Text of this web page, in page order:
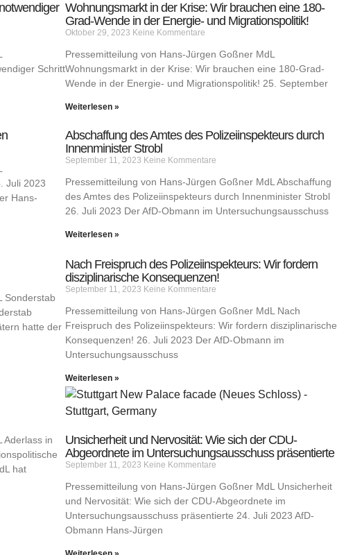
Schritt
Wohnungsmarkt in der Krise: Wir brauchen eine 180-
Grad-Wende in der Energie- und Migrationspolitik!
Oktober 29, 2023 Keine Kommentare
Pressemitteilung von Hans-Jürgen Goßner MdL
Wohnungsmarkt in der Krise: Wir brauchen eine 180-Grad-
Wende in der Energie- und Migrationspolitik! 25. September
Weiterlesen »
Juli 2023
Hans-
Abschaffung des Amtes des Polizeiinspekteurs durch
Innenminister Strobl
September 11, 2023 Keine Kommentare
Pressemitteilung von Hans-Jürgen Goßner MdL Abschaffung
des Amtes des Polizeiinspekteurs durch Innenminister Strobl
26. Juli 2023 Der AfD-Obmann im Untersuchungsausschuss
Weiterlesen »
Sonderstab
hatte der
Nach Freispruch des Polizeiinspekteurs: Wir fordern
disziplinarische Konsequenzen!
September 11, 2023 Keine Kommentare
Pressemitteilung von Hans-Jürgen Goßner MdL Nach
Freispruch des Polizeiinspekteurs: Wir fordern disziplinarische
Konsequenzen! 26. Juli 2023 Der AfD-Obmann im
Untersuchungsausschuss
Weiterlesen »
Aderlass in
hat
Unsicherheit und Nervosität: Wie sich der CDU-
Abgeordnete im Untersuchungsausschuss präsentierte
September 11, 2023 Keine Kommentare
Pressemitteilung von Hans-Jürgen Goßner MdL Unsicherheit
und Nervosität: Wie sich der CDU-Abgeordnete im
Untersuchungsausschuss präsentierte 24. Juli 2023 AfD-
Obmann Hans-Jürgen